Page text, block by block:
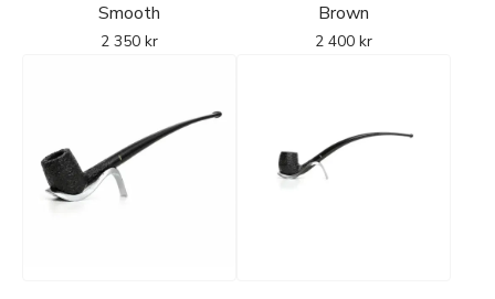
Smooth
2 350 kr
Brown
2 400 kr